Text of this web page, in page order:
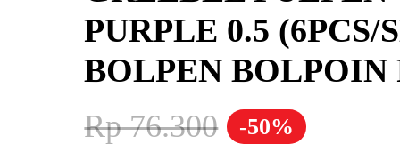
PURPLE 0.5
BOLPEN BOLPOIN
-50%
Rp76.300